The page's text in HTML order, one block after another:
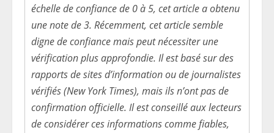
échelle de confiance de 0 à 5, cet article a obtenu
une note de 3. Récemment, cet article semble
digne de confiance mais peut nécessiter une
vérification plus approfondie. Il est basé sur des
rapports de sites d’information ou de journalistes
vérifiés (New York Times), mais ils n’ont pas de
confirmation officielle. Il est conseillé aux lecteurs
de considérer ces informations comme fiables,